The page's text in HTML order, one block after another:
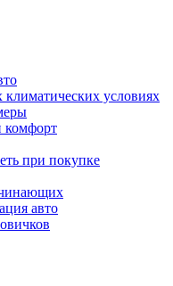
условиях
комфорт
при покупке
авто